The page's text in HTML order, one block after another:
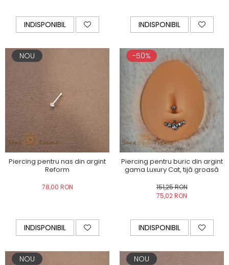
INDISPONIBIL INDISPONIBIL
NOU
Piercing pentru nas din argint
Reform
78,00 RON
INDISPONIBIL
-50%
Piercing pentru buric din argint
gama Luxury Cat, tijă groasă
151,25 RON
75,02 RON
INDISPONIBIL
NOU NOU